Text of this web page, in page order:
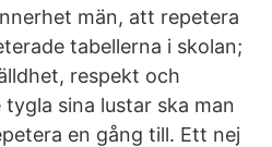
män, att repetera
tabellerna i skolan;
respekt och
sina lustar ska man
en gång till. Ett nej